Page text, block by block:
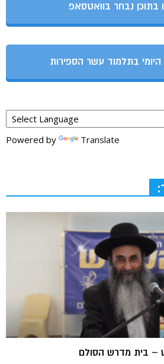
בתוכן נבחר בוואטסאפ
היומי בתלמוד עשר הספירות
Powered by Translate
– בית מדרש הסולם